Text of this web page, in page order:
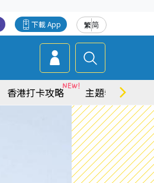
繁简
下載 App
香港打卡攻略 主題特集